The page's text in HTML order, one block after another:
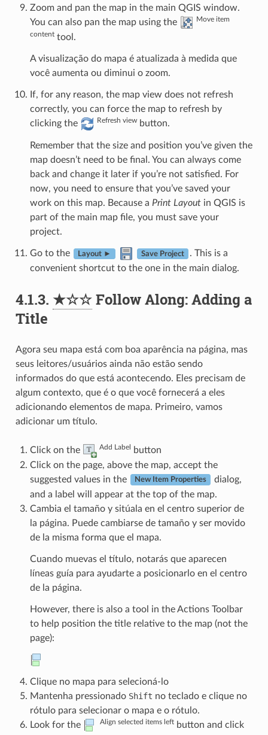
Zoom and pan the map in the main QGIS window.
You can also pan the map using the
Move item
contenttool.
A visualização do mapa é atualizada à medida que
você aumenta ou diminui o zoom.
If, for any reason, the map view does not refresh
correctly, you can force the map to refresh by
clicking the
Refresh viewbutton.
Remember that the size and position you’ve given the
map doesn’t need to be final. You can always come
back and change it later if you’re not satisfied. For
now, you need to ensure that you’ve saved your
work on this map. Because a Print Layoutin QGIS is
part of the main map file, you must save your
project.
Go to the Layout ► Save Project
. This is a
convenient shortcut to the one in the main dialog.
4.1.3. ★☆☆Follow Along: Adding a
Title
Agora seu mapa está com boa aparência na página, mas
seus leitores/usuários ainda não estão sendo
informados do que está acontecendo. Eles precisam de
algum contexto, que é o que você fornecerá a eles
adicionando elementos de mapa. Primeiro, vamos
adicionar um título.
Click on the Add Label button
Click on the page, above the map, accept the
suggested values in the
New Item Properties
dialog,
and a label will appear at the top of the map.
Cambia el tamaño y sitúala en el centro superior de
la página. Puede cambiarse de tamaño y ser movido
de la misma forma que el mapa.
Cuando muevas el título, notarás que aparecen
líneas guía para ayudarte a posicionarlo en el centro
de la página.
However, there is also a tool in the Actions Toolbar
to help position the title relative to the map (not the
page):
Clique no mapa para selecioná-lo
Mantenha pressionado Shift no teclado e clique no
rótulo para selecionar o mapa e o rótulo.
Look for the
Align selected items leftbutton and click